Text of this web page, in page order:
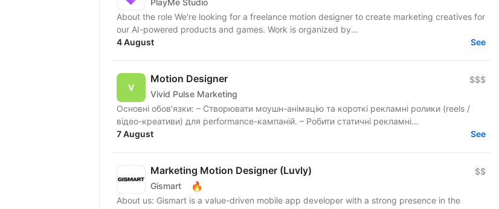
PlayMe Studio
About the role We're looking for a freelance motion designer to create marketing creatives for
our AI-powered products and games. Work is organized by...
4 August
See
Motion Designer
Vivid Pulse Marketing
$$$
Основні обов'язки: – Створювати моушн-анімацію та короткі рекламні ролики (reels /
відео-креативи) для performance-кампаній. – Робити статичні рекламні...
7 August
See
Marketing Motion Designer (Luvly)
Gismart 🔥
$$
About us: Gismart is a value-driven mobile app developer with a strong presence in the